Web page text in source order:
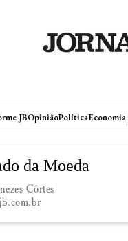
JBOpiniãoPolíticaEconomia|
da Moeda
Côrtes